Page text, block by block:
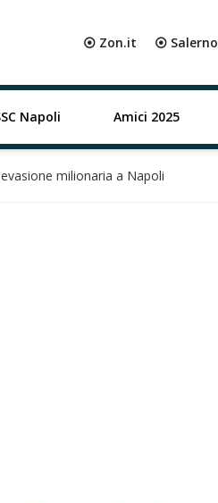
⦿ Zon.it ⦿ Salerno
Napoli Amici 2025
milionaria a Napoli